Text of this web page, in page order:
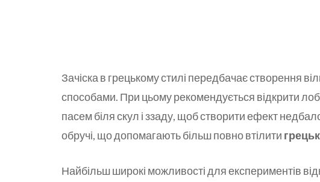
Зачіска в грецькому стилі передбачає створення
способами. При цьому рекомендується відкрити
пасем біля скул і ззаду, щоб створити ефект
обручі, що допомагають більш повно втілити
Найбільш широкі можливості для експериментів